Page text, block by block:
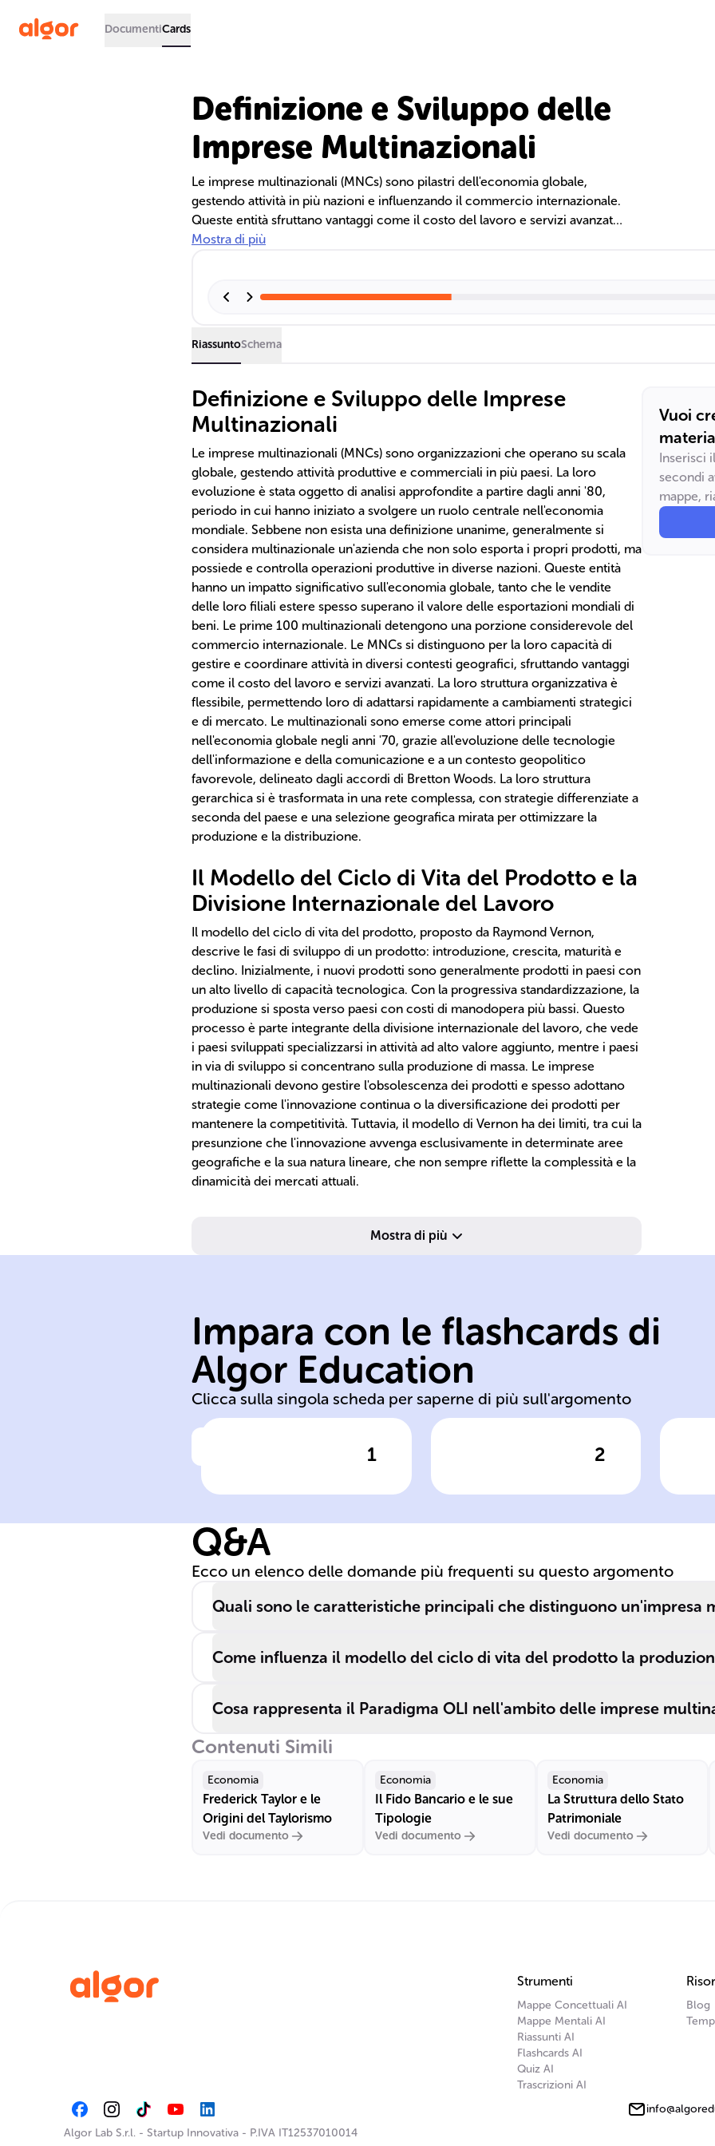
DocumentiCards
Definizione e Sviluppo delle
Imprese Multinazionali
Le imprese multinazionali (MNCs) sono pilastri dell'economia globale,
gestendo attività in più nazioni e influenzando il commercio internazionale.
Queste entità sfruttano vantaggi come il costo del lavoro e servizi avanzati
per ottimizzare produzione e distribuzione. Il modello del ciclo di vita del
Mostra di più
RiassuntoSchema
Definizione e Sviluppo delle Imprese
Multinazionali
Le imprese multinazionali (MNCs) sono organizzazioni che operano su scala
globale, gestendo attività produttive e commerciali in più paesi. La loro
evoluzione è stata oggetto di analisi approfondite a partire dagli anni '80,
periodo in cui hanno iniziato a svolgere un ruolo centrale nell'economia
mondiale. Sebbene non esista una definizione unanime, generalmente si
considera multinazionale un'azienda che non solo esporta i propri prodotti, ma
possiede e controlla operazioni produttive in diverse nazioni. Queste entità
hanno un impatto significativo sull'economia globale, tanto che le vendite
delle loro filiali estere spesso superano il valore delle esportazioni mondiali di
beni. Le prime 100 multinazionali detengono una porzione considerevole del
commercio internazionale. Le MNCs si distinguono per la loro capacità di
gestire e coordinare attività in diversi contesti geografici, sfruttando vantaggi
come il costo del lavoro e servizi avanzati. La loro struttura organizzativa è
flessibile, permettendo loro di adattarsi rapidamente a cambiamenti strategici
e di mercato. Le multinazionali sono emerse come attori principali
nell'economia globale negli anni '70, grazie all'evoluzione delle tecnologie
dell'informazione e della comunicazione e a un contesto geopolitico
favorevole, delineato dagli accordi di Bretton Woods. La loro struttura
gerarchica si è trasformata in una rete complessa, con strategie differenziate a
seconda del paese e una selezione geografica mirata per ottimizzare la
produzione e la distribuzione.
Il Modello del Ciclo di Vita del Prodotto e la
Divisione Internazionale del Lavoro
Il modello del ciclo di vita del prodotto, proposto da Raymond Vernon,
descrive le fasi di sviluppo di un prodotto: introduzione, crescita, maturità e
declino. Inizialmente, i nuovi prodotti sono generalmente prodotti in paesi con
un alto livello di capacità tecnologica. Con la progressiva standardizzazione, la
produzione si sposta verso paesi con costi di manodopera più bassi. Questo
processo è parte integrante della divisione internazionale del lavoro, che vede
i paesi sviluppati specializzarsi in attività ad alto valore aggiunto, mentre i paesi
in via di sviluppo si concentrano sulla produzione di massa. Le imprese
multinazionali devono gestire l'obsolescenza dei prodotti e spesso adottano
strategie come l'innovazione continua o la diversificazione dei prodotti per
mantenere la competitività. Tuttavia, il modello di Vernon ha dei limiti, tra cui la
presunzione che l'innovazione avvenga esclusivamente in determinate aree
geografiche e la sua natura lineare, che non sempre riflette la complessità e la
dinamicità dei mercati attuali.
Mostra di più
Vuoi
Inserisci
secondi
mappe,
Impara con le flashcards di
Algor Education
Clicca sulla singola scheda per saperne di più sull'argomento
1
entità che
a livello
internazionale,
con operazioni in
vari paesi.
Clicca per vedere la risposta
imprese
multinazionali
2
organizzazioni
l'economia
globale a partire
Clicca per vedere la risposta
anni '80
di
Q&A
Ecco un elenco delle domande più frequenti su questo argomento
Quali sono le caratteristiche principali che distinguono un'impresa
Come influenza il modello del ciclo di vita del prodotto la
Cosa rappresenta il Paradigma OLI nell'ambito delle imprese
Contenuti Simili
Economia
Frederick Taylor e le
Origini del Taylorismo
Vedi documento
Economia
Il Fido Bancario e le sue
Tipologie
Vedi documento
Economia
La Struttura dello Stato
Patrimoniale
Vedi documento
Strumenti
Mappe Concettuali AI
Mappe Mentali AI
Riassunti AI
Flashcards AI
Quiz AI
Trascrizioni AI
Blog
Algor Lab S.r.l. - Startup Innovativa - P.IVA IT12537010014